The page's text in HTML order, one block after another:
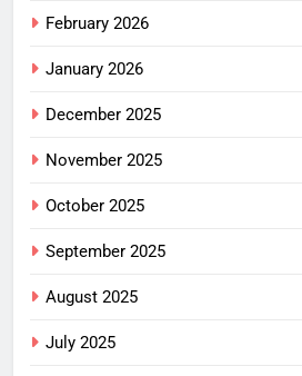
February 2026
January 2026
December 2025
November 2025
October 2025
September 2025
August 2025
July 2025